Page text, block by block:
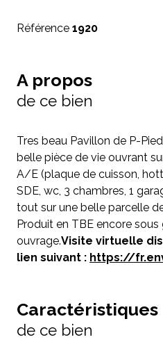
Référence 1920
A propos
de ce bien
Tres beau Pavillon de P-
belle pièce de vie ouvrant
A/E (plaque de cuisson,
SDE, wc, 3 chambres, 1
tout sur une belle parcelle
Produit en TBE encore
ouvrage.Visite virtuelle
lien suivant : https://
Caractéristiques
de ce bien